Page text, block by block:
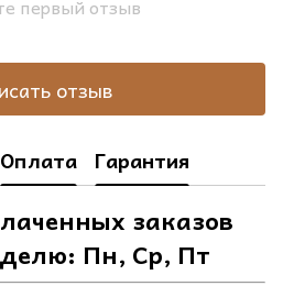
первый отзыв
отзыв
Оплата Гарантия
заказов
Пн, Ср, Пт